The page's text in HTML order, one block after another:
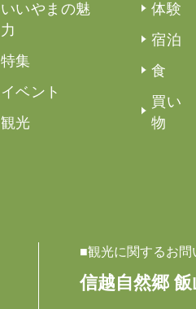
いいやまの魅
力
特集
イベント
観光
体験
宿泊
食
買い
物
■観光に関するお問
信越自然郷